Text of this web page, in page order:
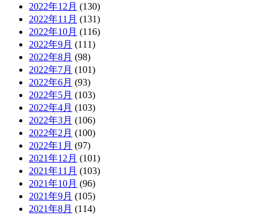
2022年12月 (130)
2022年11月 (131)
2022年10月 (116)
2022年9月 (111)
2022年8月 (98)
2022年7月 (101)
2022年6月 (93)
2022年5月 (103)
2022年4月 (103)
2022年3月 (106)
2022年2月 (100)
2022年1月 (97)
2021年12月 (101)
2021年11月 (103)
2021年10月 (96)
2021年9月 (105)
2021年8月 (114)